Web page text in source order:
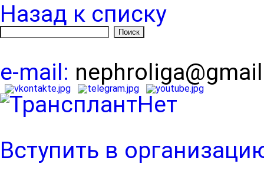
Назад к списку
e-mail:
Вступить в